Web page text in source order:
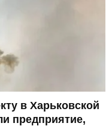
в Харьковской
предприятие,